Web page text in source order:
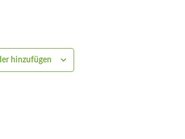
hinzufügen